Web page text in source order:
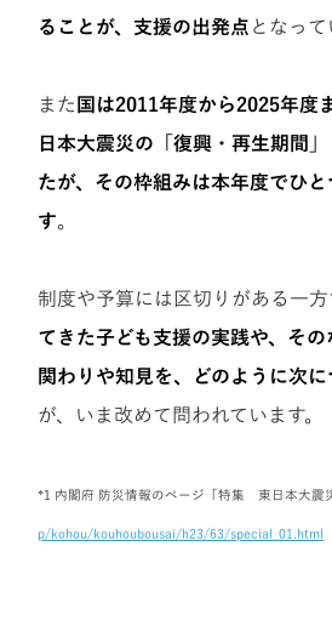
ることが、支援の出発点 となって
また 国は2011年度から2025年度
日本大震災の「復興・再生期間
たが、その枠組みは本年度でひ
す。
制度や予算には区切りがある一
てきた子ども支援の実践や、その
関わりや知見を、どのように次
が、いま改めて問われています。
*1 内閣府 防災情報のページ「特集 東日本大震
p/kohou/kouhoubousai/h23/63/special_01.html